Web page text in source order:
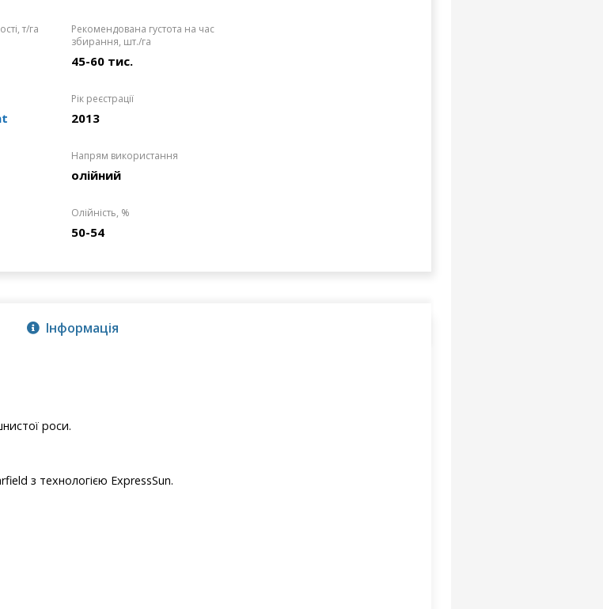
т/га
Рекомендована густота на час
збирання, шт./га
45-60 тис.
Рік реєстрації
2013
Напрям використання
олійний
Олійність, %
50-54
Інформація
роси.
з технологією ExpressSun.